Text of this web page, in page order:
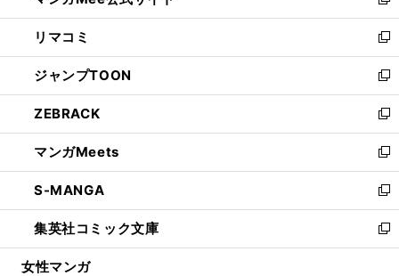
ウ
で
開
く
ン
ド
ウ
で
開
く
ウ
ィ
ン
ド
ウ
で
開
く
し
い
ウ
ィ
ン
ド
ウ
で
開
く
リマコミ
新
し
い
ウ
ィ
ン
ド
ウ
で
開
く
ジャンプTOON
新
し
い
ウ
ィ
ン
ド
ウ
で
開
ZEBRACK
新
し
い
ウ
ィ
ン
ド
ウ
マンガMeets
新
し
い
ウ
ィ
ン
S-MANGA
新
し
い
ウ
集英社コミック文庫
新
し
女性マンガ